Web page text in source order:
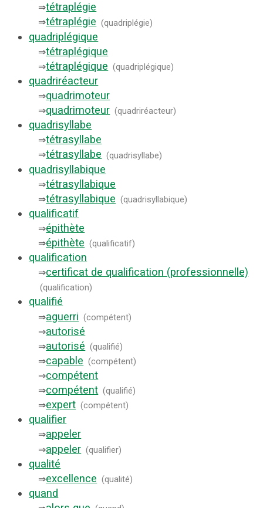
⇒tétraplégie
⇒tétraplégie (quadriplégie)
quadriplégique
⇒tétraplégique
⇒tétraplégique (quadriplégique)
quadriréacteur
⇒quadrimoteur
⇒quadrimoteur (quadriréacteur)
quadrisyllabe
⇒tétrasyllabe
⇒tétrasyllabe (quadrisyllabe)
quadrisyllabique
⇒tétrasyllabique
⇒tétrasyllabique (quadrisyllabique)
qualificatif
⇒épithète
⇒épithète (qualificatif)
qualification
⇒certificat de qualification (professionnelle)
(qualification)
qualifié
⇒aguerri (compétent)
⇒autorisé
⇒autorisé (qualifié)
⇒capable (compétent)
⇒compétent
⇒compétent (qualifié)
⇒expert (compétent)
qualifier
⇒appeler
⇒appeler (qualifier)
qualité
⇒excellence (qualité)
quand